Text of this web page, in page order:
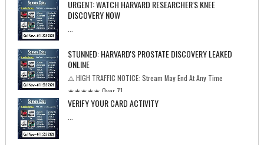
URGENT: WATCH HARVARD RESEARCHER'S KNEE
DISCOVERY NOW
STUNNED: HARVARD'S PROSTATE DISCOVERY LEAKED
ONLINE
⚠️ HIGH TRAFFIC NOTICE: Stream May End At Any Time
★★★★★ Over 71...
VERIFY YOUR CARD ACTIVITY